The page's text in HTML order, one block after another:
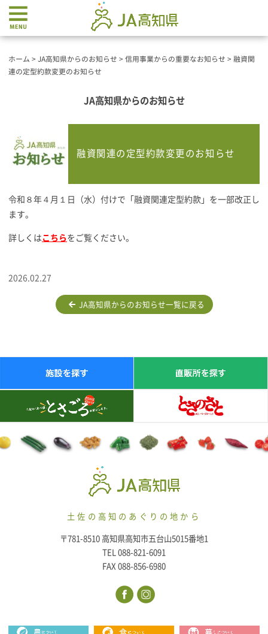
ホーム > JA高知県からのお知らせ > 信用事業からの重要なお知らせ > 融資関
連の定型約款変更のお知らせ
JA高知県からのお知らせ
融資関連の定型約款変更のお知らせ
令和８年４月１日（水）付けで「融資関連定型約款」を一部改正し
ます。
詳しくは こちらをご覧ください。
2026.02.27
JA高知県からのお知らせ一覧に戻る
土佐の高知のあぐりの地から
〒781-8510 高知県高知市五台山5015番地1
TEL 088-821-6091
FAX 088-856-6980